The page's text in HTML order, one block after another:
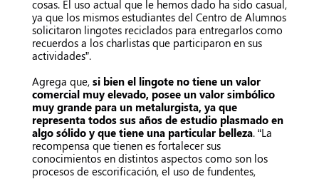
cosas. El uso actual que le hemos dado ha sido casual,
ya que los mismos estudiantes del Centro de Alumnos
solicitaron lingotes reciclados para entregarlos como
recuerdos a los charlistas que participaron en sus
actividades”.
Agrega que, si bien el lingote no tiene un valor
comercial muy elevado, posee un valor simbólico
muy grande para un metalurgista, ya que
representa todos sus años de estudio plasmado en
algo sólido y que tiene una particular belleza. “La
recompensa que tienen es fortalecer sus
conocimientos en distintos aspectos como son los
procesos de escorificación, el uso de fundentes,